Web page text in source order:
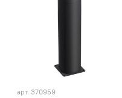
арт. 370959